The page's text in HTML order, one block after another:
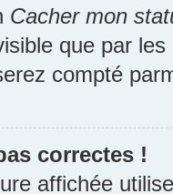
Cacher mon
que par
compté
correctes !
affichée